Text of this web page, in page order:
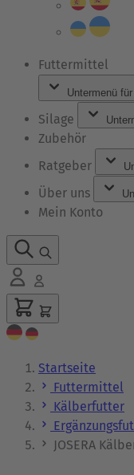
Futtermittel
Untermenü
Silage
Zubehör
Ratgeber
Über uns
Mein Konto
Startseite
Futtermittel
Kälberfutter
JOSERA